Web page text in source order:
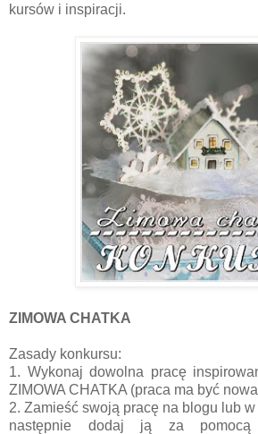
kursów i inspiracji.
ZIMOWA CHATKA
Zasady konkursu:
1. Wykonaj dowolna pracę
ZIMOWA CHATKA (praca ma być
2. Zamieść swoją pracę na blogu lub
następnie dodaj ją za pomocą